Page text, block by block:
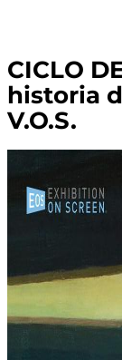
CICLO
historia
V.O.S.